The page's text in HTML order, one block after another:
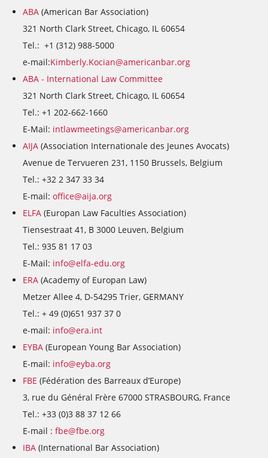
ABA (American Bar Association)
321 North Clark Street, Chicago, IL 60654
Tel.: +1 (312) 988-5000
e-mail:Kimberly.Kocian@americanbar.org
ABA - International Law Committee
321 North Clark Street, Chicago, IL 60654
Tel.: +1 202-662-1660
E-Mail: intlawmeetings@americanbar.org
AIJA (Association Internationale des Jeunes Avocats)
Avenue de Tervueren 231, 1150 Brussels, Belgium
Tel.: +32 2 347 33 34
E-mail: office@aija.org
ELFA (Europan Law Faculties Association)
Tiensestraat 41, B 3000 Leuven, Belgium
Tel.: 935 81 17 03
E-Mail: info@elfa-edu.org
ERA (Academy of Europan Law)
Metzer Allee 4, D-54295 Trier, GERMANY
Tel.: + 49 (0)651 937 37 0
e-mail: info@era.int
EYBA (European Young Bar Association)
E-mail: info@eyba.org
FBE (Fédération des Barreaux d’Europe)
3, rue du Général Frère 67000 STRASBOURG, France
Tel.: +33 (0)3 88 37 12 66
E-mail : fbe@fbe.org
IBA (International Bar Association)